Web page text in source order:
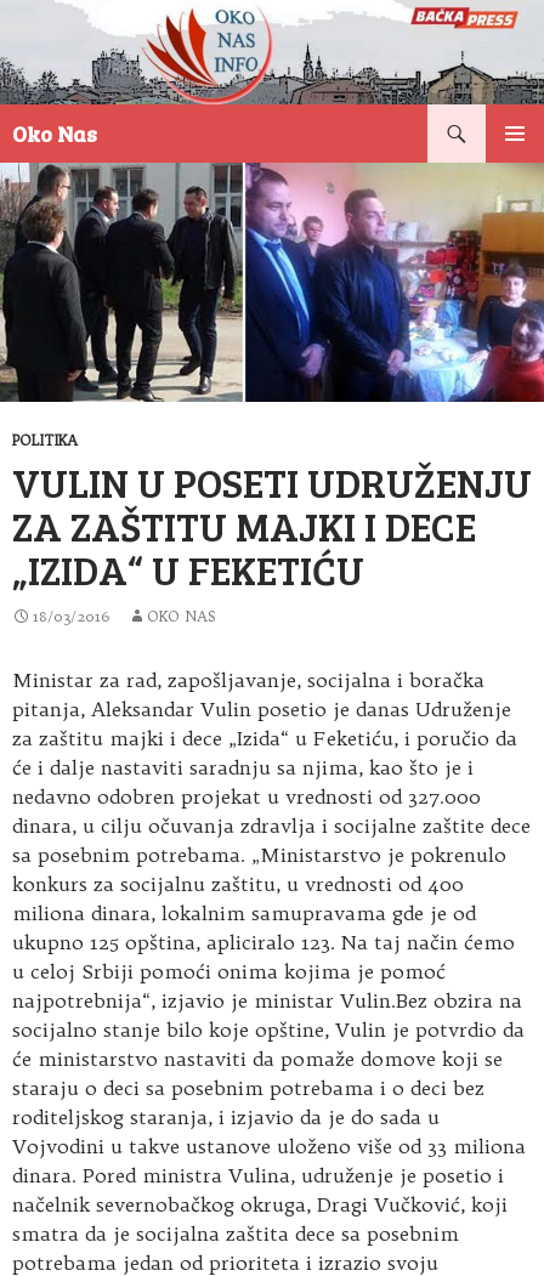
Oko Nas
NA
SADRŽAJ
POLITIKA
VULIN U POSETI UDRUŽENJU
ZA ZAŠTITU MAJKI I DECE
„IZIDA“ U FEKETIĆU
18/03/2016 OKO NAS
Ministar za rad, zapošljavanje, socijalna i boračka
pitanja, Aleksandar Vulin posetio je danas Udruženje
za zaštitu majki i dece „Izida“ u Feketiću, i poručio da
će i dalje nastaviti saradnju sa njima, kao što je i
nedavno odobren projekat u vrednosti od 327.000
dinara, u cilju očuvanja zdravlja i socijalne zaštite dece
sa posebnim potrebama. „Ministarstvo je pokrenulo
konkurs za socijalnu zaštitu, u vrednosti od 400
miliona dinara, lokalnim samupravama gde je od
ukupno 125 opština, apliciralo 123. Na taj način ćemo
u celoj Srbiji pomoći onima kojima je pomoć
najpotrebnija“, izjavio je ministar Vulin.Bez obzira na
socijalno stanje bilo koje opštine, Vulin je potvrdio da
će ministarstvo nastaviti da pomaže domove koji se
staraju o deci sa posebnim potrebama i o deci bez
roditeljskog staranja, i izjavio da je do sada u
Vojvodini u takve ustanove uloženo više od 33 miliona
dinara. Pored ministra Vulina, udruženje je posetio i
načelnik severnobačkog okruga, Dragi Vučković, koji
smatra da je socijalna zaštita dece sa posebnim
potrebama jedan od prioriteta i izrazio svoju